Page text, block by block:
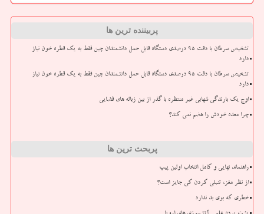
پربیننده ترین ها
تشخیص سرطان با دقت ۹۵ درصدی دستگاه قابل حمل دانشمندان چین فقط به یک قطره خون نیاز
دارد
تشخیص سرطان با دقت ۹۵ درصدی دستگاه قابل حمل دانشمندان چین فقط به یک قطره خون نیاز
دارد
اوج یک بارندگی شهابی غیر منتظره با گذر از بین زباله های فضایی
چرا معده خودش را هضم نمی کند؟
پربحث ترین ها
راهنمای نهایی و کامل انتخاب اولین پیپ
از نظر مغز، تنبلی کردن کی جایز است؟
خطری که بوی بد ندارد